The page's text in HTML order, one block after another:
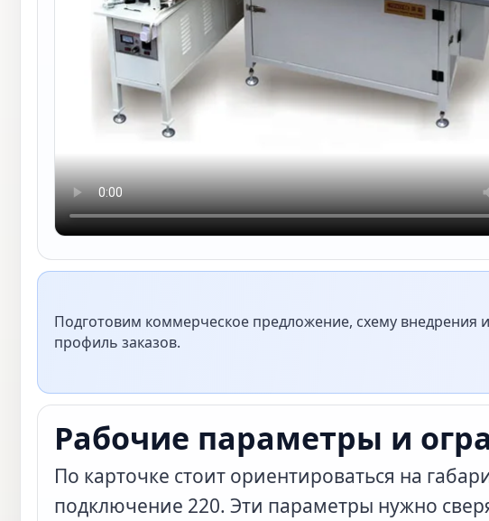
Подготовим коммерческое предложение, схему внедрения
профиль заказов.
Рабочие параметры и
По карточке стоит ориентироваться на
подключение 220. Эти параметры нужно